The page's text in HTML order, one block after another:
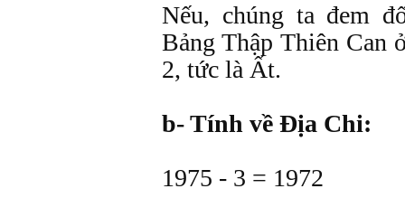
Nếu, chúng ta đem
Bảng Thập Thiên Can
2, tức là Ất.
b- Tính về Ðịa Chi:
1975 - 3 = 1972